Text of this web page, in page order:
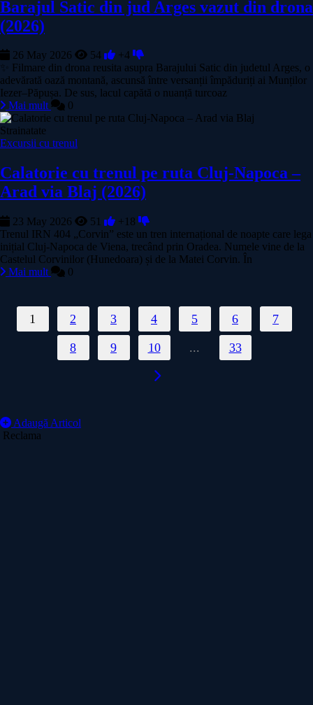
Barajul Satic din jud Arges vazut din drona
(2026)
26 May 2026 54
+4
✨ Filmare din drona reusita asupra Barajului Satic din judetul Arges, o
adevărată oază montană, ascunsă între versanții împăduriți ai Munților
Iezer–Păpușa. De sus, lacul capătă o nuanță turcoaz
Mai mult
0
Strainatate
Excursii cu trenul
Calatorie cu trenul pe ruta Cluj‑Napoca –
Arad via Blaj (2026)
23 May 2026 51
+18
Trenul IRN 404 „Corvin” este un tren internațional de noapte care lega
inițial Cluj-Napoca de Viena, trecând prin Oradea. Numele vine de la
Castelul Corvinilor (Hunedoara) și de la Matei Corvin. În
Mai mult
0
1 2 3 4 5 6 7
8 9 10 ... 33
Adaugă Articol
Reclama